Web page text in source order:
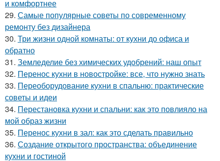
и комфортнее
29. Самые популярные советы по современному
ремонту без дизайнера
30. Три жизни одной комнаты: от кухни до офиса и
обратно
31. Земледелие без химических удобрений: наш опыт
32. Перенос кухни в новостройке: все, что нужно знать
33. Переоборудование кухни в спальню: практические
советы и идеи
34. Перестановка кухни и спальни: как это повлияло на
мой образ жизни
35. Перенос кухни в зал: как это сделать правильно
36. Создание открытого пространства: объединение
кухни и гостиной